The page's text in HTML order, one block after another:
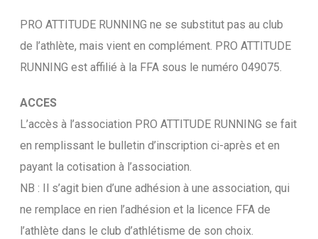
PRO ATTITUDE RUNNING ne se substitut pas au club
de l’athlète, mais vient en complément. PRO ATTITUDE
RUNNING est affilié à la FFA sous le numéro 049075.
ACCES
L’accès à l’association PRO ATTITUDE RUNNING se fait
en remplissant le bulletin d’inscription ci-après et en
payant la cotisation à l’association.
NB : Il s’agit bien d’une adhésion à une association, qui
ne remplace en rien l’adhésion et la licence FFA de
l’athlète dans le club d’athlétisme de son choix.